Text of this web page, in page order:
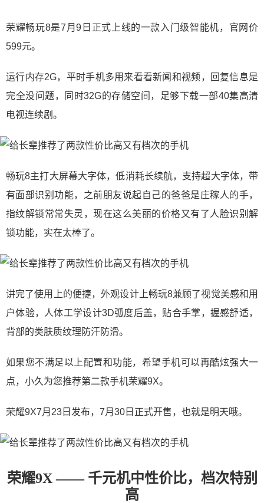
荣耀畅玩8是7月9日正式上线的一款入门级智能机，官网价
599元。
运行内存2G，平时手机多用来看看新闻和视频，回复信息是
完全没问题，同时32G的存储空间，足够下载一部40集高清
电视连续剧。
畅玩8主打大屏幕大字体，低消耗长续航，支持超大字体，带
有面部识别功能，之前朋友说起自己的爸爸是庄稼人的手，
指纹解锁常常失灵，现在这么美丽的价格又有了人脸识别解
锁功能，实在太棒了。
讲完了使用上的便捷，外观设计上畅玩8兼顾了视觉美感和用
户体验，人体工学设计3D弧度后盖，贴合手掌，握感舒适，
背部的类肤质纹理防汗防滑。
如果您不满足以上配置和功能，希望手机可以再酷炫强大一
点，小久为您推荐第二款手机荣耀9X。
荣耀9X7月23日发布，7月30日正式开售，也就是明天哦。
荣耀9X —— 千元机中性价比，档次特别
高